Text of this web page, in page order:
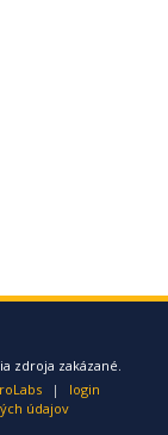
zdroja zakázané.
|
login
údajov